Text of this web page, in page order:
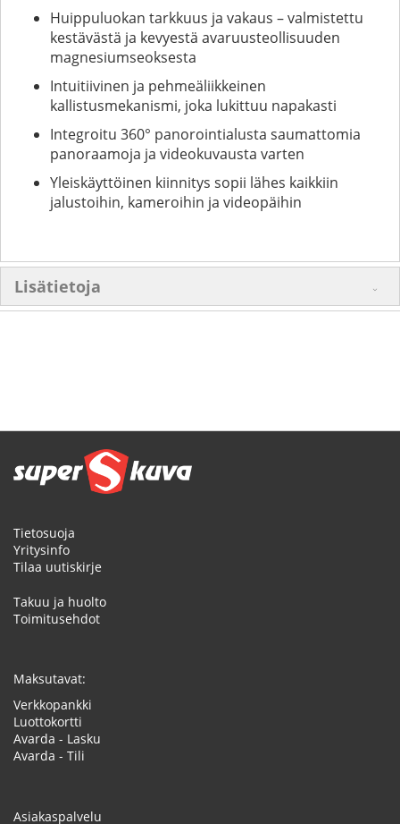
Huippuluokan tarkkuus ja vakaus – valmistettu
kestävästä ja kevyestä avaruusteollisuuden
magnesiumseoksesta
Intuitiivinen ja pehmeäliikkeinen
kallistusmekanismi, joka lukittuu napakasti
Integroitu 360° panorointialusta saumattomia
panoraamoja ja videokuvausta varten
Yleiskäyttöinen kiinnitys sopii lähes kaikkiin
jalustoihin, kameroihin ja videopäihin
Lisätietoja
Tietosuoja
Yritysinfo
Tilaa uutiskirje
Takuu ja huolto
Toimitusehdot
Maksutavat:
Verkkopankki
Luottokortti
Avarda - Lasku
Avarda - Tili
Asiakaspalvelu